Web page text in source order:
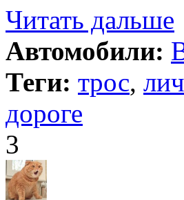
Читать дальше
Автомобили:
Теги: трос,
дороге
3